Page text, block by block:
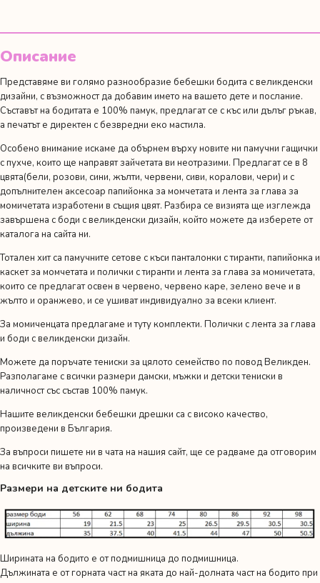
Описание
Представяме ви голямо разнообразие бебешки бодита с великденски
дизайни, с възможност да добавим името на вашето дете и послание.
Съставът на бодитата е 100% памук, предлагат се с къс или дълъг ръкав,
а печатът е директен с безвредни еко мастила.
Особено внимание искаме да обърнем върху новите ни памучни гащички
с пухче, които ще направят зайчетата ви неотразими. Предлагат се в 8
цвята(бели, розови, сини, жълти, червени, сиви, коралови, чери) и с
допълнителен аксесоар папийонка за момчетата и лента за глава за
момичетата изработени в същия цвят. Разбира се визията ще изглежда
завършена с боди с великденски дизайн, който можете да изберете от
каталога на сайта ни.
Тотален хит са памучните сетове скъси панталонки с тиранти, папийонка и
каскет за момчетата и полички с тиранти и лента за глава за момичетата,
които се предлагат освен в червено, червено каре, зелено вече и в
жълто и оранжево, и се ушиват индивидуално за всеки клиент.
За момиченцата предлагаме и туту комплекти. Полички с лента за глава
и боди с великденски дизайн.
Можете да поръчатетениски за цялото семейство по повод Великден.
Разполагаме с всички размери дамски, мъжки и детски тениски в
наличност със състав 100% памук.
Нашите великденски бебешки дрешки са с високо качество,
произведени в България.
За въпроси пишете ни в чата на нашия сайт, ще се радваме да отговорим
на всичките ви въпроси.
Размери на детските ни бодита
Ширината на бодито е от подмишница до подмишница.
Дължината е от горната част на яката до най-долната част на бодито при